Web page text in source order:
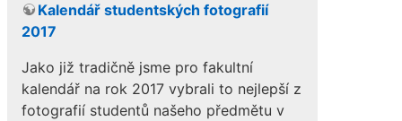
Kalendář studentských fotografií
2017
Jako již tradičně jsme pro fakultní
kalendář na rok 2017 vybrali to nejlepší z
fotografií studentů našeho předmětu v